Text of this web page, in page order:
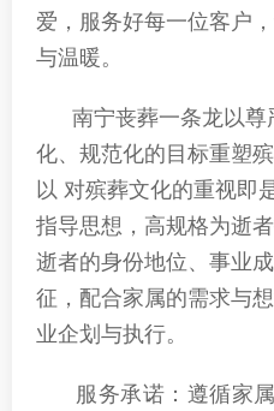
爱，服务好每一位客户
与温暖。
南宁丧葬一条龙以尊
化、规范化的目标重塑
以 对殡葬文化的重视即
指导思想，高规格为逝
逝者的身份地位、事业
征，配合家属的需求与
业企划与执行。
服务承诺：遵循家属